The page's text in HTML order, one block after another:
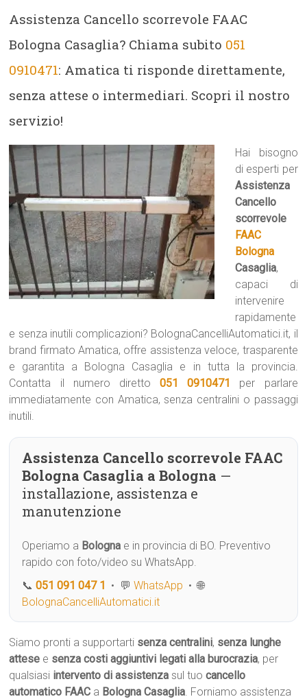
Assistenza Cancello scorrevole FAAC
Bologna Casaglia? Chiama subito 051
0910471: Amatica ti risponde direttamente,
senza attese o intermediari. Scopri il nostro
servizio!
Hai bisogno
di esperti per
Assistenza
Cancello
scorrevole
FAAC
Bologna
Casaglia,
capaci di
intervenire
rapidamente
e senza inutili complicazioni? BolognaCancelliAutomatici.it, il
brand firmato Amatica, offre assistenza veloce, trasparente
e garantita a Bologna Casaglia e in tutta la provincia.
Contatta il numero diretto051 0910471
per parlare
immediatamente con Amatica, senza centralini o passaggi
inutili.
Assistenza Cancello scorrevole FAAC
Bologna Casaglia a Bologna —
installazione, assistenza e
manutenzione
Operiamo a Bologna e in provincia di BO. Preventivo
rapido con foto/video su WhatsApp.
📞051 091 047 1 • 💬WhatsApp • 🌐
BolognaCancelliAutomatici.it
Siamo pronti a supportarti senza centralini, senza lunghe
attese e senza costi aggiuntivi legati alla burocrazia, per
qualsiasi intervento di assistenza sul tuocancello
automatico FAAC a Bologna Casaglia. Forniamo assistenza